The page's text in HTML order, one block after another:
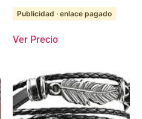
Publicidad · enlace pagado
Ver Precio